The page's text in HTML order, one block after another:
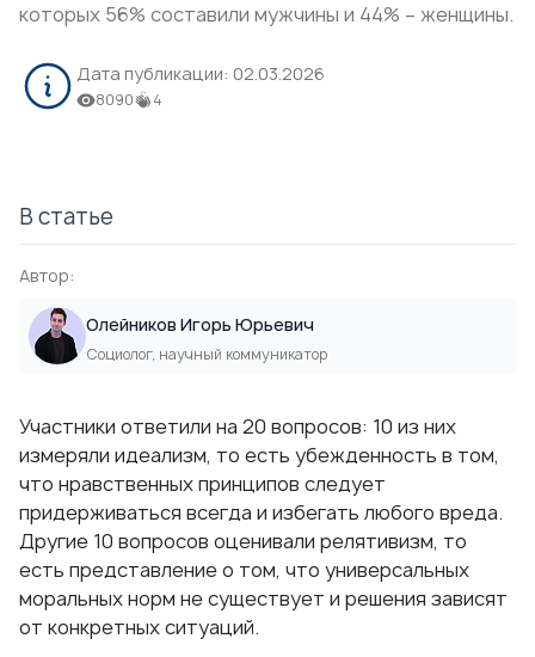
которых 56% составили мужчины и 44% – женщины.
Дата публикации: 02.03.2026
8090 4
В статье
Автор:
Олейников Игорь Юрьевич
Социолог, научный коммуникатор
Участники ответили на 20 вопросов: 10 из них
измеряли идеализм, то есть убежденность в том,
что нравственных принципов следует
придерживаться всегда и избегать любого вреда.
Другие 10 вопросов оценивали релятивизм, то
есть представление о том, что универсальных
моральных норм не существует и решения зависят
от конкретных ситуаций.